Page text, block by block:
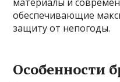
материалы и
обеспечивающие
защиту от непогоды.
Особенности